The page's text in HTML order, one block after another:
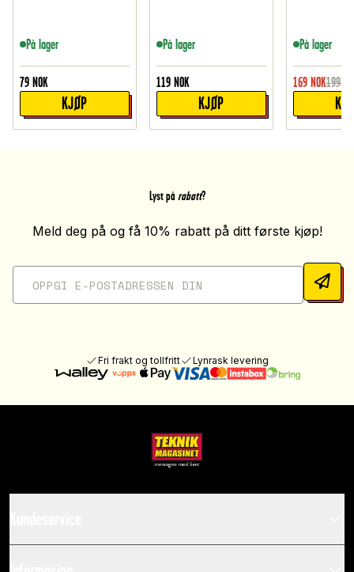
På lager
79 NOK
KJØP
På lager
119 NOK
KJØP
På lager
169 NOK199
Lyst på rabatt?
Meld deg på og få 10% rabatt på ditt første kjøp!
Fri frakt og tollfritt Lynrask levering